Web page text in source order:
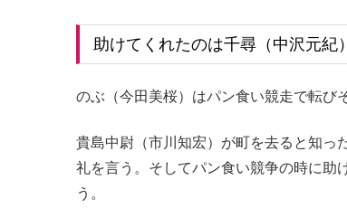
助けてくれたのは千尋（中沢元紀）
のぶ（今田美桜）はパン食い競走で転び
貴島中尉（市川知宏）が町を去ると知っ
礼を言う。そしてパン食い競争の時に助
う。